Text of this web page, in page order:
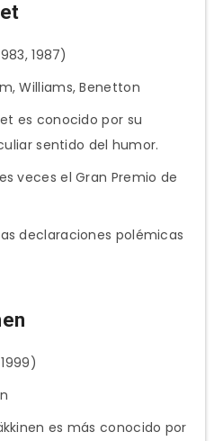
1987)
Williams, Benetton
es conocido por su
sentido del humor.
veces el Gran Premio de
declaraciones polémicas
es más conocido por